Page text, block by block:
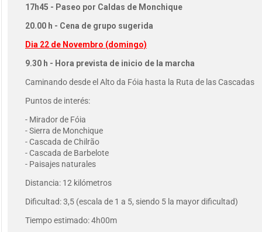
17h45 - Paseo por Caldas de Monchique
20.00 h - Cena de grupo sugerida
Dia 22 de Novembro (domingo)
9.30 h - Hora prevista de inicio de la marcha
Caminando desde el Alto da Fóia hasta la Ruta de las Cascadas
Puntos de interés:
- Mirador de Fóia
- Sierra de Monchique
- Cascada de Chilrão
- Cascada de Barbelote
- Paisajes naturales
Distancia: 12 kilómetros
Dificultad: 3,5 (escala de 1 a 5, siendo 5 la mayor dificultad)
Tiempo estimado: 4h00m